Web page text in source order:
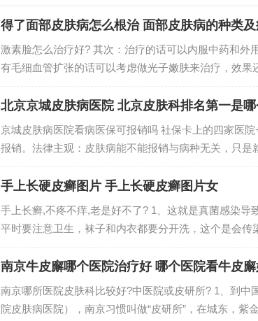
得了面部皮肤病怎么根治 面部皮肤病的种类
激素脸怎么治疗好? 其次：治疗的话可以内服中药和外
有毛细血管扩张的话可以考虑做光子嫩肤来治疗，效
热解毒消炎的药物从提内调理。医科大学教授建议使
到非常多消费者喜欢和好评。正确的饮食习惯...
北京京城皮肤病医院 北京皮肤科排名第一是
京城皮肤病医院看病医保可报销吗 社保卡上的四家医
报销。法律主观：皮肤病能不能报销与病种无关，只
单位，你平时按时缴足的社会保障，就可以享受医保
费的费用不高或者没有入院治疗的一般不...
手上长硬皮癣图片 手上长硬皮癣图片女
手上长癣,不疼不痒,老是好不了? 1、这就是真菌感染导
平时要注意卫生，袜子和内衣都要分开洗，这个是会
生活中养成一个良好的生活习惯，不要和他人共穿同
活中的脚盆等等同样的也不能乱用，要常...
南京牛皮廨哪个医院治疗好 哪个医院看牛皮
南京哪所医院皮肤科比较好?中医院或皮研所? 1、到中
院皮肤病医院），南京习惯叫做“皮研所”，在城东，紫